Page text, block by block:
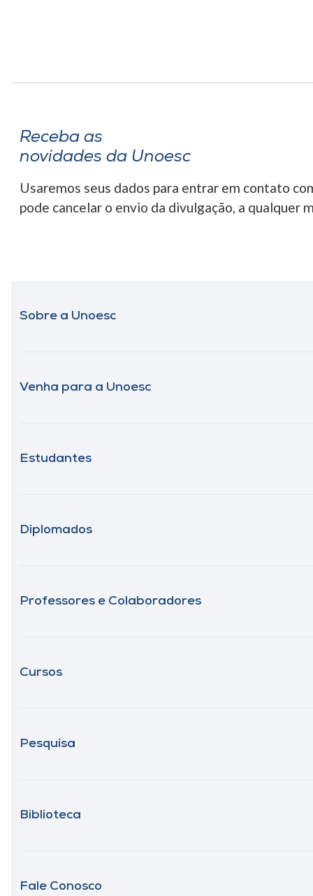
Receba as
novidades da Unoesc
Usaremos seus dados para entrar em contato
pode cancelar o envio da divulgação, a qualquer
Sobre a Unoesc
Venha para a Unoesc
Estudantes
Diplomados
Professores e Colaboradores
Cursos
Pesquisa
Biblioteca
Fale Conosco